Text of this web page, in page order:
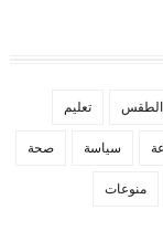
الطقس تعليم
سياسة صحة
منوعات